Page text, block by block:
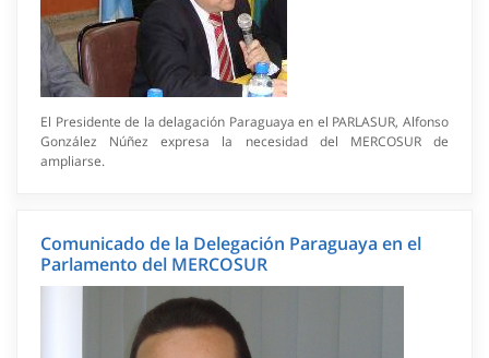
El Presidente de la delagación Paraguaya en el PARLASUR, Alfonso
González Núñez expresa la necesidad del MERCOSUR de
ampliarse.
Comunicado de la Delegación Paraguaya en el
Parlamento del MERCOSUR